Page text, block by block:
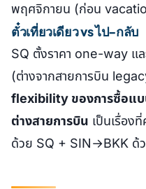
พฤศจิกายน (ก่อน
ตั๋วเที่ยวเดียว vs ไป-กลับ
SQ ตั้งราคา one-way แ
(ต่างจากสายการบิน
flexibility ของการซื้อแ
ต่างสายการบิน เป็นเรื่อง
ด้วย SQ + SIN→BKK ด้ว